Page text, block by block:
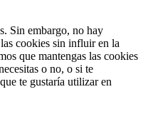
Sin embargo, no hay
cookies sin influir en la
que mantengas las cookies
o no, o si te
te gustaría utilizar en